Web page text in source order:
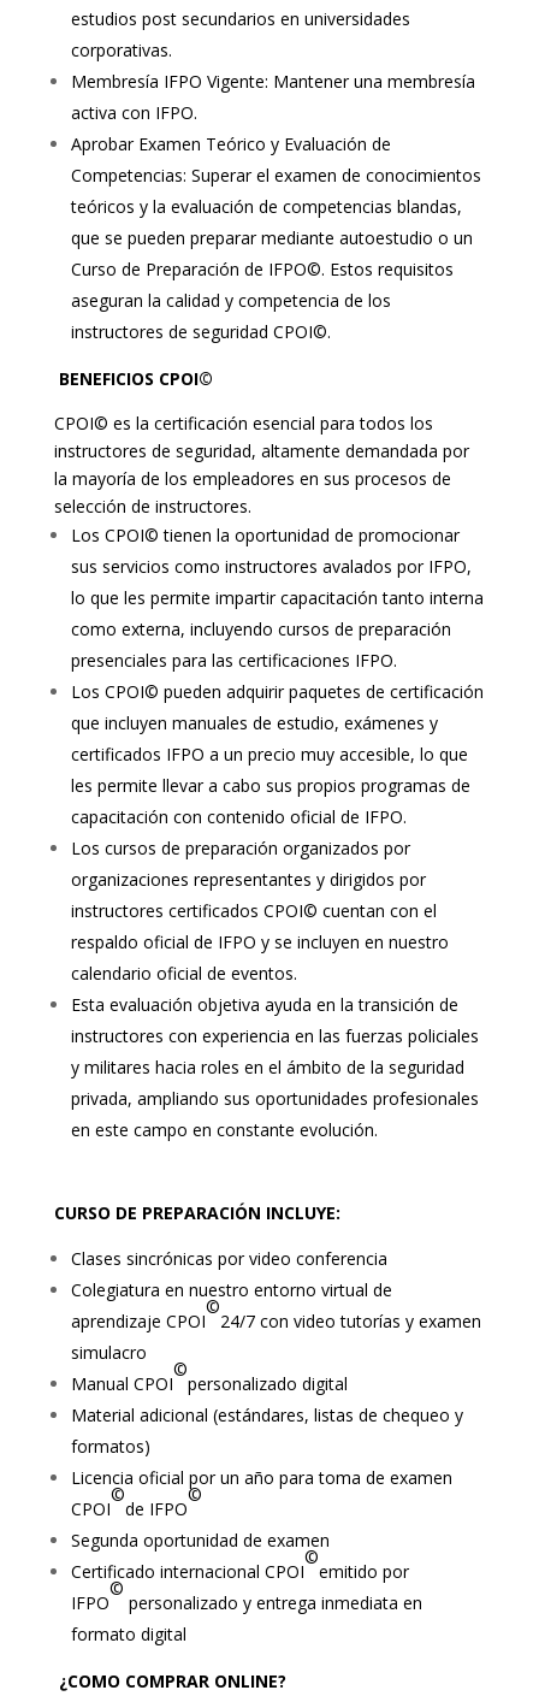
estudios post secundarios en universidades
corporativas.
Membresía IFPO Vigente: Mantener una membresía
activa con IFPO.
Aprobar Examen Teórico y Evaluación de
Competencias: Superar el examen de conocimientos
teóricos y la evaluación de competencias blandas,
que se pueden preparar mediante autoestudio o un
Curso de Preparación de IFPO©. Estos requisitos
aseguran la calidad y competencia de los
instructores de seguridad CPOI©.
BENEFICIOS CPOI©
CPOI© es la certificación esencial para todos los
instructores de seguridad, altamente demandada por
la mayoría de los empleadores en sus procesos de
selección de instructores.
Los CPOI© tienen la oportunidad de promocionar
sus servicios como instructores avalados por IFPO,
lo que les permite impartir capacitación tanto interna
como externa, incluyendo cursos de preparación
presenciales para las certificaciones IFPO.
Los CPOI© pueden adquirir paquetes de certificación
que incluyen manuales de estudio, exámenes y
certificados IFPO a un precio muy accesible, lo que
les permite llevar a cabo sus propios programas de
capacitación con contenido oficial de IFPO.
Los cursos de preparación organizados por
organizaciones representantes y dirigidos por
instructores certificados CPOI© cuentan con el
respaldo oficial de IFPO y se incluyen en nuestro
calendario oficial de eventos.
Esta evaluación objetiva ayuda en la transición de
instructores con experiencia en las fuerzas policiales
y militares hacia roles en el ámbito de la seguridad
privada, ampliando sus oportunidades profesionales
en este campo en constante evolución.
CURSO DE PREPARACIÓN INCLUYE:
Clases sincrónicas por video conferencia
Colegiatura en nuestro entorno virtual de
aprendizaje CPOI
©
24/7 con video tutorías y examen
simulacro
Manual CPOI
©
personalizado digital
Material adicional (estándares, listas de chequeo y
formatos)
Licencia oficial por un año para toma de examen
CPOI
©
de IFPO
©
Segunda oportunidad de examen
Certificado internacional CPOI
©
emitido por
IFPO
©
personalizado y entrega inmediata en
formato digital
¿COMO COMPRAR ONLINE?